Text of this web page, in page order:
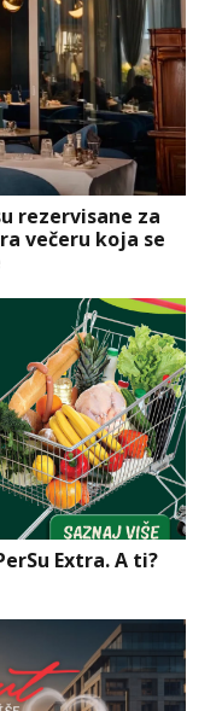
rezervisane za
večeru koja se
Extra. A ti?